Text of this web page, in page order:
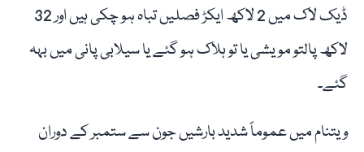
ڈیک لاک میں 2 لاکھ ایکڑ فصلیں تباہ ہو چکی ہیں اور 32
لاکھ پالتو مویشی یا تو ہلاک ہو گئے یا سیلابی پانی میں بہہ
گئے۔
ویتنام میں عموماً شدید بارشیں جون سے ستمبر کے دوران